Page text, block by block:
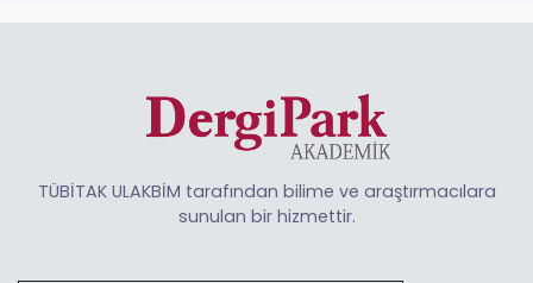
TÜBİTAK ULAKBİM tarafından bilime ve araştırmacılara
sunulan bir hizmettir.